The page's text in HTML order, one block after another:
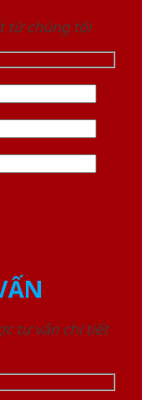
từ chúng tôi
tư vấn chi tiết